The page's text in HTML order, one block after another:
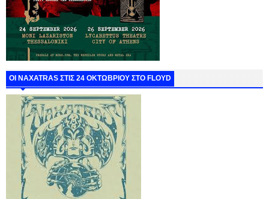
ΟΙ NAXATRAS ΣΤΙΣ 24 ΟΚΤΩΒΡΙΟΥ ΣΤΟ FLOYD